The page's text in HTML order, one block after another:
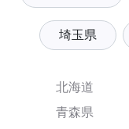
埼玉県
北海道
青森県